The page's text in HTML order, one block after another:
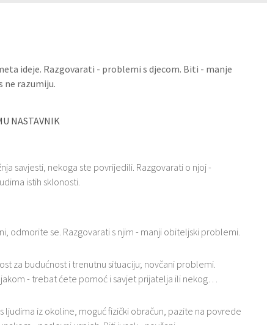
ideje. Razgovarati - problemi s djecom. Biti - manje
ne razumiju.
NASTAVNIK
savjesti, nekoga ste povrijedili. Razgovarati o njoj -
istih sklonosti.
odmorite se. Razgovarati s njim - manji obiteljski problemi.
za budućnost i trenutnu situaciju; novčani problemi.
- trebat ćete pomoć i savjet prijatelja ili nekog…
ljudima iz okoline, moguć fizički obračun, pazite na povrede